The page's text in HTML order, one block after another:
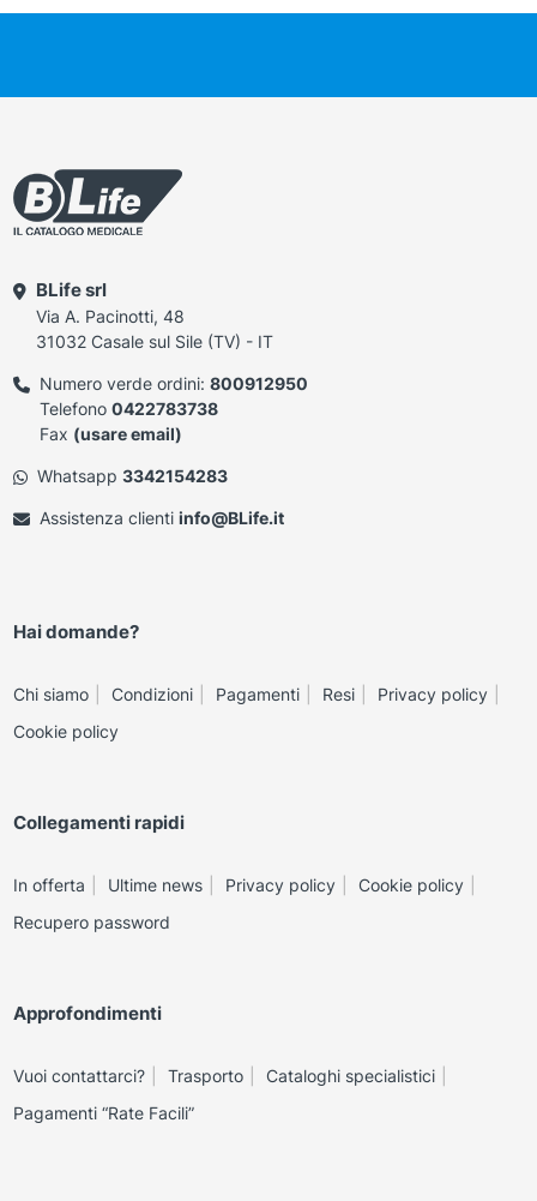
BLife srl
Via A. Pacinotti, 48
31032 Casale sul Sile (TV) - IT
Numero verde ordini: 800912950
Telefono 0422783738
Fax (usare email)
Whatsapp 3342154283
Assistenza clienti info@BLife.it
Hai domande?
Chi siamo Condizioni Pagamenti Resi
Privacy policy
Cookie policy
Collegamenti rapidi
In offerta Ultime news Privacy policy
Cookie policy
Recupero password
Approfondimenti
Vuoi contattarci? Trasporto
Cataloghi specialistici
Pagamenti “Rate Facili”